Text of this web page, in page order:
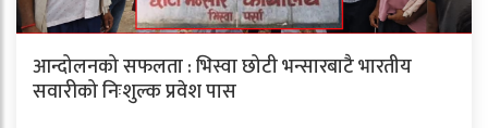
आन्दोलनको सफलता : भिस्वा छोटी भन्सारबाटै भारतीय
सवारीको निःशुल्क प्रवेश पास